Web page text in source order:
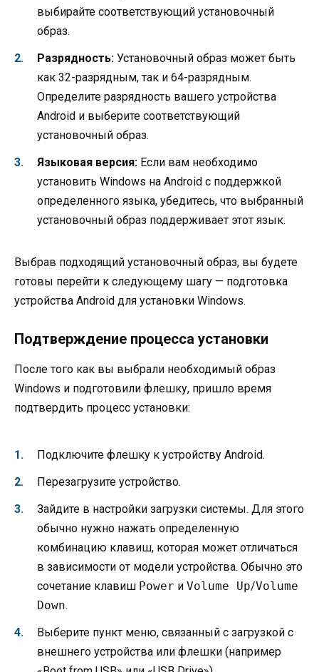
выбирайте соответствующий установочный
образ.
Разрядность: Установочный образ может быть
как 32-разрядным, так и 64-разрядным.
Определите разрядность вашего устройства
Android и выберите соответствующий
установочный образ.
Языковая версия: Если вам необходимо
установить Windows на Android с поддержкой
определенного языка, убедитесь, что выбранный
установочный образ поддерживает этот язык.
Выбрав подходящий установочный образ, вы будете
готовы перейти к следующему шагу — подготовка
устройства Android для установки Windows.
Подтверждение процесса установки
После того как вы выбрали необходимый образ
Windows и подготовили флешку, пришло время
подтвердить процесс установки:
Подключите флешку к устройству Android.
Перезагрузите устройство.
Зайдите в настройки загрузки системы. Для этого
обычно нужно нажать определенную
комбинацию клавиш, которая может отличаться
в зависимости от модели устройства. Обычно это
сочетание клавиш Power и Volume Up/Volume
Down.
Выберите пункт меню, связанный с загрузкой с
внешнего устройства или флешки (например